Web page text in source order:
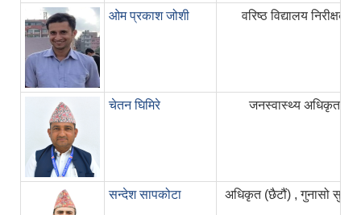
ओम प्रकाश जोशी वरिष्ठ विद्यालय निरीक्षक
चेतन घिमिरे जनस्वास्थ्य अधिकृत
सन्देश सापकोटा अधिकृत (छैटौं) , गुनासो सुन्ने